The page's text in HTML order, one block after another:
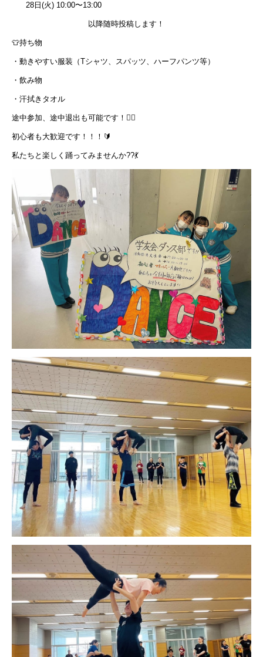
28 日 (火) 10:00〜13:00
以降随時投稿します！
👕持ち物
・動きやすい服装（Tシャツ、スパッツ、ハーフパンツ等）
・飲み物
・汗拭きタオル
途中参加、途中退出も可能です！ 🙆‍♀️
初心者も大歓迎です！！！ 🔰
私たちと楽しく踊ってみませんか??💃